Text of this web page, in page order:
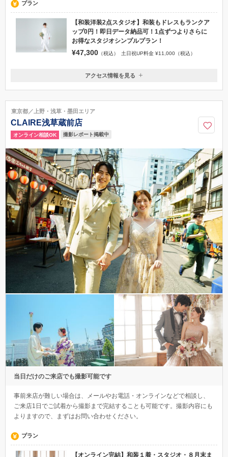
プラン
【和装洋装2点スタジオ】和装もドレスもランクア
ップ0円！即日データ納品可！1点ずつよりさらに
お得なスタジオシンプルプラン！
¥47,300 （税込） 土日祝UP料金 ¥11,000（税込）
東京都町田市原町田1-6-24 田島第二ビル2F
0120-49-9275
アクセス情報を見る
東京都／上野・浅草・墨田エリア
CLAIRE浅草蔵前店
オンライン相談OK 撮影レポート掲載中
当日だけのご来店でも撮影可能です
事前来店が難しい場合は、メールやお電話・オンラインなどで相談し、
ご来店1日でご試着から撮影まで完結することも可能です。撮影内容にも
よりますので、まずはお問い合わせください。
プラン
【オンライン完結】和装１着・スタジオ・８月末ま